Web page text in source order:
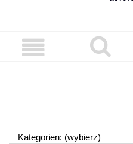
Kategorien: (wybierz)